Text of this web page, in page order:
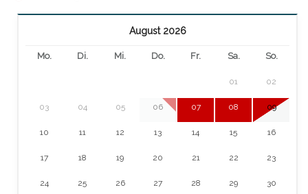
August 2026
Mo. Di. Mi. Do. Fr. Sa. So.
01 02
03 04 05 06 07 08 09
10 11 12 13 14 15 16
17 18 19 20 21 22 23
24 25 26 27 28 29 30